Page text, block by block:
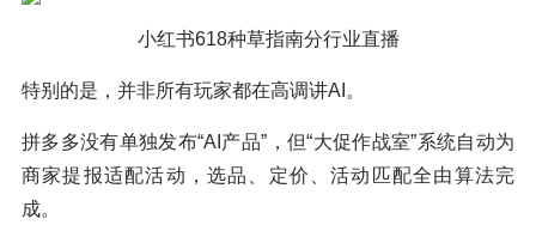
小红书618种草指南分行业直播
特别的是，并非所有玩家都在高调讲AI。
拼多多没有单独发布“AI产品”，但“大促作战室”系统自动为
商家提报适配活动，选品、定价、活动匹配全由算法完
成。